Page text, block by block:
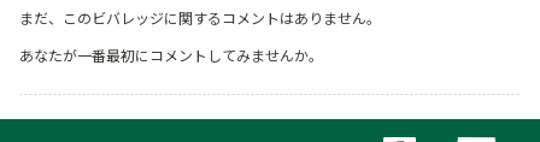
まだ、このビバレッジに関するコメントはありません。
あなたが一番最初にコメントしてみませんか。